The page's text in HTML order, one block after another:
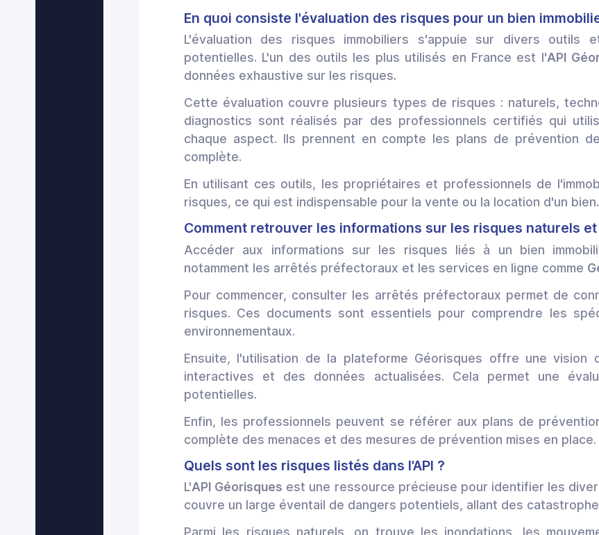
En quoi consiste l'évaluation des risques pour un bien
L'évaluation des risques immobiliers s'appuie sur divers outils
potentielles. L'un des outils les plus utilisés en France est l'API
données exhaustive sur les risques.
Cette évaluation couvre plusieurs types de risques : naturels,
diagnostics sont réalisés par des professionnels certifiés qui
chaque aspect. Ils prennent en compte les plans de prévention
complète.
En utilisant ces outils, les propriétaires et professionnels de
risques, ce qui est indispensable pour la vente ou la location d'un bien.
Comment retrouver les informations sur les risques naturels
Accéder aux informations sur les risques liés à un bien
notamment les arrêtés préfectoraux et les services en ligne comme
Pour commencer, consulter les arrêtés préfectoraux permet de
risques. Ces documents sont essentiels pour comprendre les
environnementaux.
Ensuite, l'utilisation de la plateforme Géorisques offre une
interactives et des données actualisées. Cela permet une
potentielles.
Enfin, les professionnels peuvent se référer aux plans de
complète des menaces et des mesures de prévention mises en place.
Quels sont les risques listés dans l'API ?
L'API Géorisques est une ressource précieuse pour identifier les
couvre un large éventail de dangers potentiels, allant des
Parmi les risques naturels, on trouve les inondations, les